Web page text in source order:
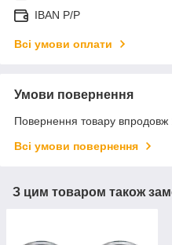
IBAN P/P
Всі умови оплати
Умови повернення
Повернення товару впродовж
Всі умови повернення
З цим товаром також